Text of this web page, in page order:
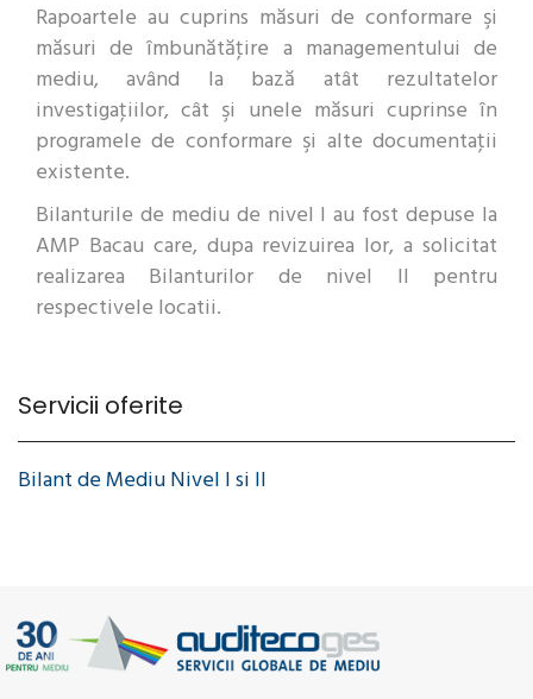
Rapoartele au cuprins măsuri de conformare şi
măsuri de îmbunătăţire a managementului de
mediu, având la bază atât rezultatelor
investigaţiilor, cât şi unele măsuri cuprinse în
programele de conformare şi alte documentaţii
existente.
Bilanturile de mediu de nivel I au fost depuse la
AMP Bacau care, dupa revizuirea lor, a solicitat
realizarea Bilanturilor de nivel II pentru
respectivele locatii.
Servicii oferite
Bilant de Mediu Nivel I si II